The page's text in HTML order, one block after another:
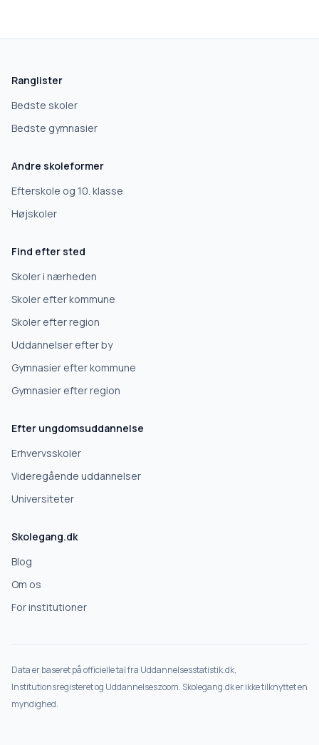
Ranglister
Bedste skoler
Bedste gymnasier
Andre skoleformer
Efterskole og 10. klasse
Højskoler
Find efter sted
Skoler i nærheden
Skoler efter kommune
Skoler efter region
Uddannelser efter by
Gymnasier efter kommune
Gymnasier efter region
Efter ungdomsuddannelse
Erhvervsskoler
Videregående uddannelser
Universiteter
Skolegang.dk
Blog
Om os
For institutioner
Data er baseret på officielle tal fra Uddannelsesstatistik.dk,
Institutionsregisteret og Uddannelseszoom. Skolegang.dk er ikke tilknyttet en
myndighed.